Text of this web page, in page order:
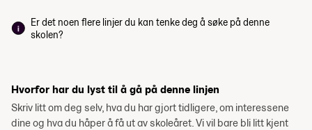
Er det noen flere linjer du kan tenke deg å søke på denne
skolen?
Hvorfor har du lyst til å gå på denne linjen
Skriv litt om deg selv, hva du har gjort tidligere, om interessene
dine og hva du håper å få ut av skoleåret. Vi vil bare bli litt kjent